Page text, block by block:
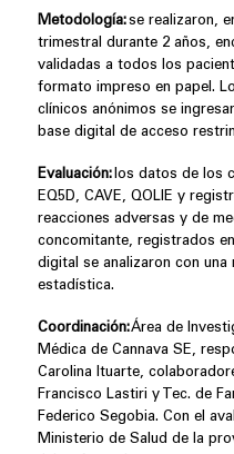
Metodología:se realizaron,
trimestral durante 2 años,
validadas a todos los
formato impreso en papel.
clínicos anónimos se
base digital de acceso
Evaluación:los datos de los
EQ5D, CAVE, QOLIE y
reacciones adversas y de
concomitante, registrados
digital se analizaron con una
estadística.
Coordinación:Área de
Médica de Cannava SE,
Carolina Ituarte,
Francisco Lastiri y Tec. de
Federico Segobia. Con el
Ministerio de Salud de la